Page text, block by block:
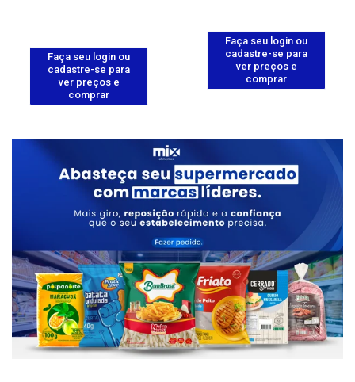
Faça seu login ou
cadastre-se para
ver preços e
comprar
Faça seu login ou
cadastre-se para
ver preços e
comprar